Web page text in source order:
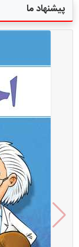
پیشنهاد ما